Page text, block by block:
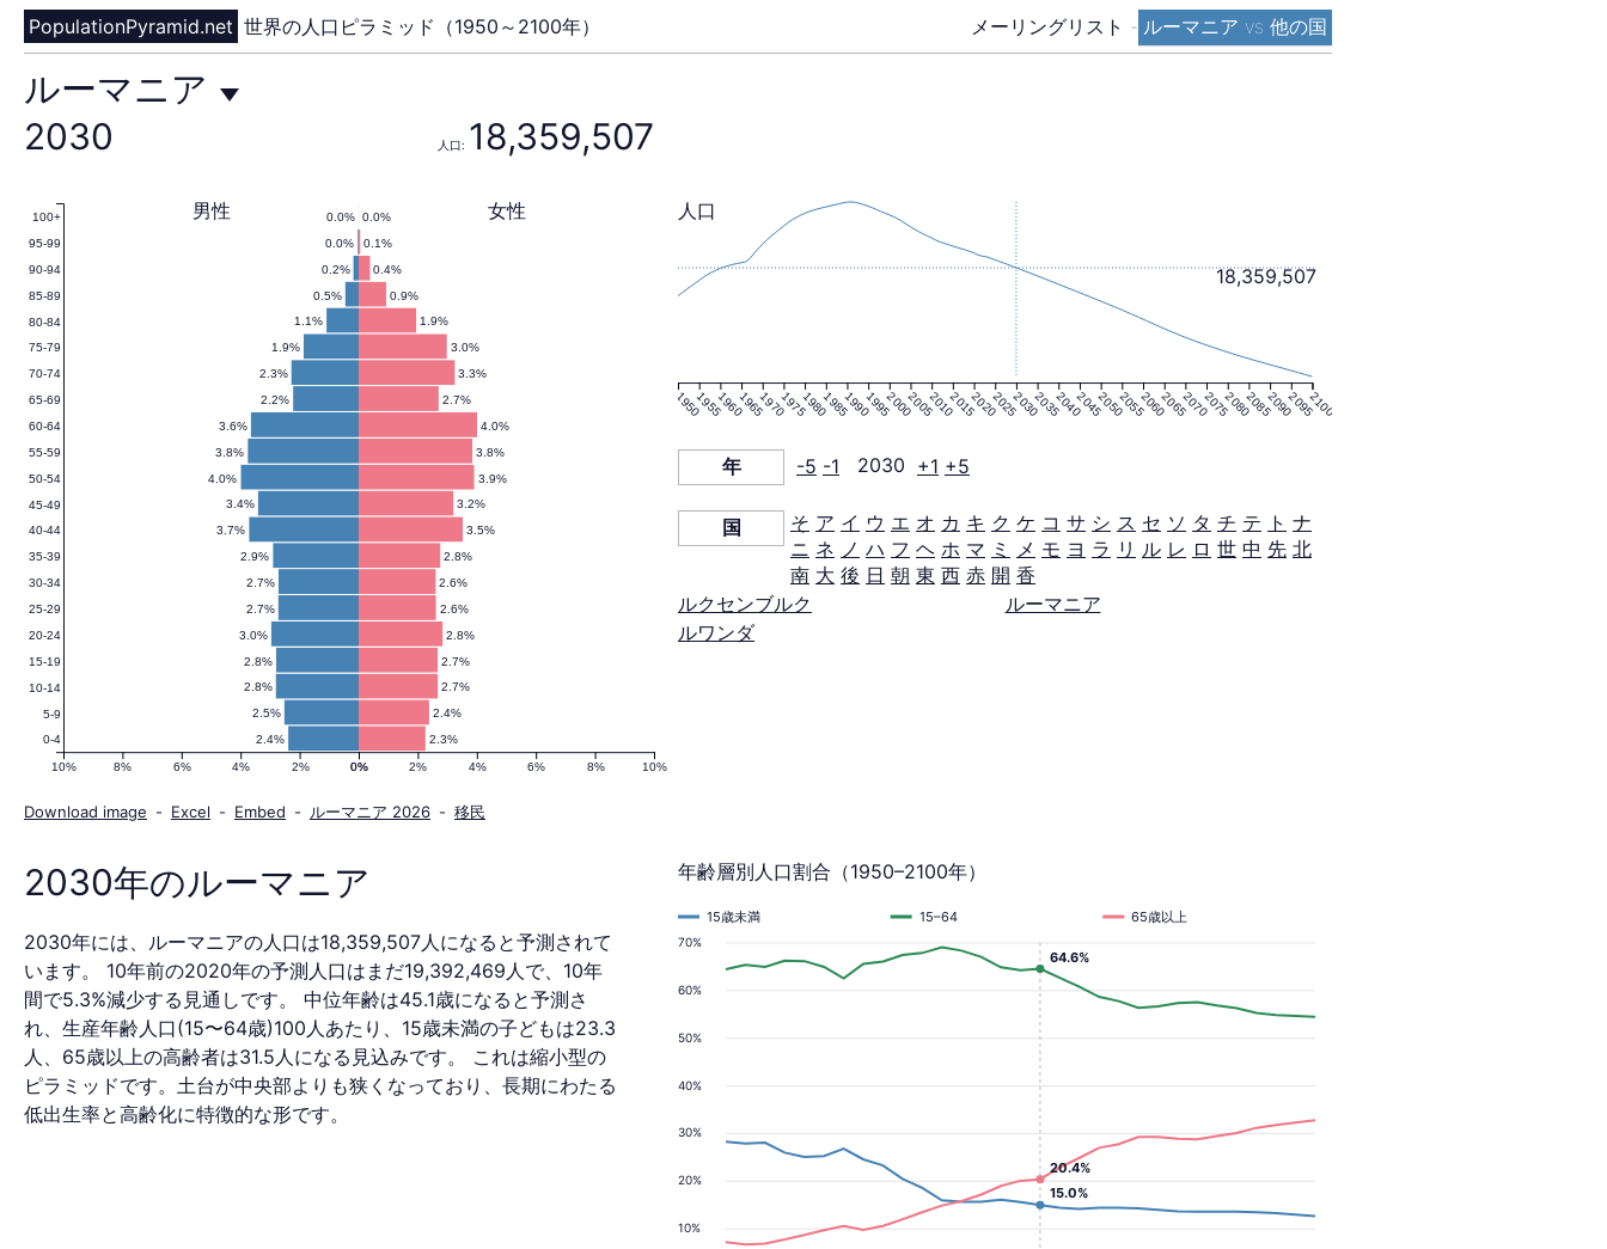
メーリングリスト - ルーマニア vs 他の国
PopulationPyramid.net 世界の人口ピラミッド（1950～2100年）
ル
ー
マ
ニ
ア
の
人
口
ピ
ラ
ミ
ルーマニア
2030
人口: 18,359,507
2.3%
2.4%
2.4%
2.5%
2.7%
2.8%
2.7%
2.8%
2.8%
3.0%
2.6%
2.7%
2.6%
2.7%
2.8%
2.9%
3.5%
3.7%
3.2%
3.4%
3.9%
4.0%
3.8%
3.8%
4.0%
3.6%
2.7%
2.2%
3.3%
2.3%
3.0%
1.9%
1.9%
1.1%
0.9%
0.5%
0.4%
0.2%
0.1%
0.0%
0.0%
0.0% 女性
男性
0% 2% 4% 6% 8% 10%
10% 8% 6% 4% 2% 0%
0-4
5-9
10-14
15-19
20-24
25-29
30-34
35-39
40-44
45-49
50-54
55-59
60-64
65-69
70-74
75-79
80-84
85-89
90-94
95-99
100+
Download image - Excel - Embed - ルーマニア 2026 - 移民
1950195519601965197019751980198519901995200020052010201520202025203020352040204520502055206020652070207520802085209020952100
18,359,507
人口
年 -5 -1 2030 +1 +5
国 そ ア イ ウ エ オ カ キ ク ケ コ サ シ ス セ ソ タ チ テ ト ナ
ニ ネ ノ ハ フ ヘ ホ マ ミ メ モ ヨ ラ リ ル レ ロ 世 中 先 北
南 大 後 日 朝 東 西 赤 開 香
ルクセンブルク
ルワンダ
ルーマニア
2030年のルーマニア
2030年には、ルーマニアの人口は18,359,507人になると予測されて
います。 10年前の2020年の予測人口はまだ19,392,469人で、10年
間で5.3%減少する見通しです。 中位年齢は45.1歳になると予測さ
れ、生産年齢人口(15〜64歳)100人あたり、15歳未満の子どもは23.3
人、65歳以上の高齢者は31.5人になる見込みです。 これは縮小型の
ピラミッドです。土台が中央部よりも狭くなっており、長期にわたる
低出生率と高齢化に特徴的な形です。
年齢層別人口割合（1950–2100年）
10%
20%
30%
40%
50%
60%
70%
15歳未満 15–64 65歳以上
15.0%
20.4%
64.6%